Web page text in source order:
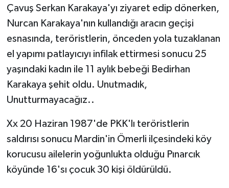
Çavuş Serkan Karakaya'yı ziyaret edip dönerken,
Nurcan Karakaya'nın kullandığı aracın geçişi
esnasında, teröristlerin, önceden yola tuzaklanan
el yapımı patlayıcıyı infilak ettirmesi sonucu 25
yaşındaki kadın ile 11 aylık bebeği Bedirhan
Karakaya şehit oldu. Unutmadık,
Unutturmayacağız..
Xx 20 Haziran 1987'de PKK'lı teröristlerin
saldırısı sonucu Mardin'in Ömerli ilçesindeki köy
korucusu ailelerin yoğunlukta olduğu Pınarcık
köyünde 16'sı çocuk 30 kişi öldürüldü.